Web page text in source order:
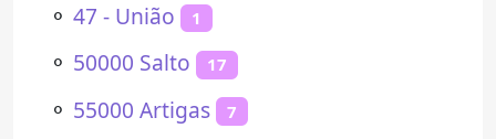
⚬ 47 - União 1
⚬ 50000 Salto 17
⚬ 55000 Artigas 7